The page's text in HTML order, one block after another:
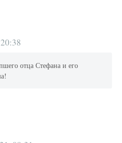
отца Стефана и его